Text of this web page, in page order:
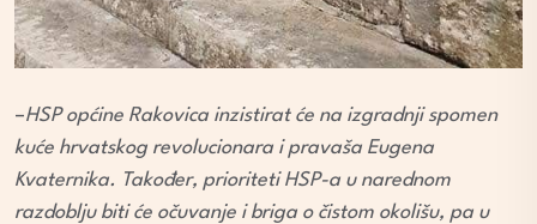
–HSP općine Rakovica inzistirat će na izgradnji spomen
kuće hrvatskog revolucionara i pravaša Eugena
Kvaternika. Također, prioriteti HSP-a u narednom
razdoblju biti će očuvanje i briga o čistom okolišu, pa u